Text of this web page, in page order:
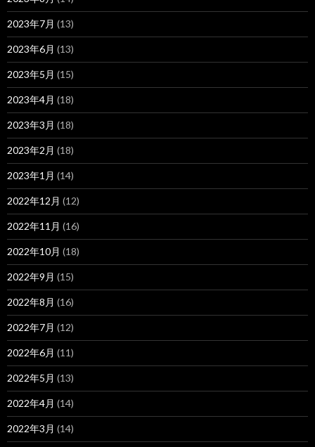
2023年7月 (13)
2023年6月 (13)
2023年5月 (15)
2023年4月 (18)
2023年3月 (18)
2023年2月 (18)
2023年1月 (14)
2022年12月 (12)
2022年11月 (16)
2022年10月 (18)
2022年9月 (15)
2022年8月 (16)
2022年7月 (12)
2022年6月 (11)
2022年5月 (13)
2022年4月 (14)
2022年3月 (14)